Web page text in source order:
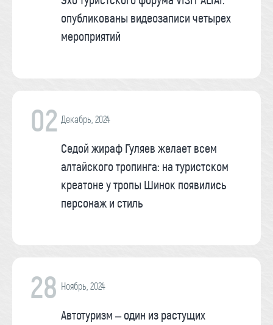
опубликованы видеозаписи четырех
мероприятий
02 Декабрь, 2024
Седой жираф Гуляев желает всем
алтайского тропинга: на туристском
креатоне у тропы Шинок появились
персонаж и стиль
28 Ноябрь, 2024
Автотуризм – один из растущих